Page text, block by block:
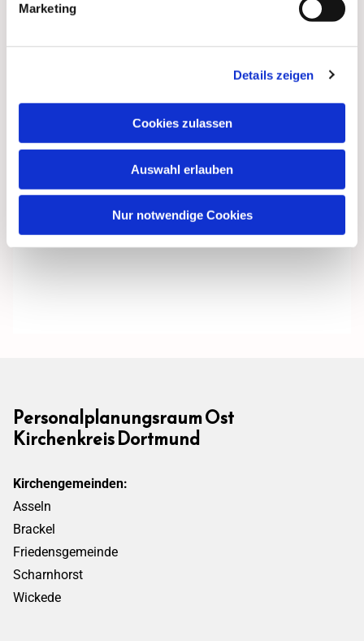
Marketing
Details zeigen
Cookies zulassen
Auswahl erlauben
Nur notwendige Cookies
Personalplanungsraum Ost
Kirchenkreis Dortmund
Kirchengemeinden:
Asseln
Brackel
Friedensgemeinde
Scharnhorst
Wickede